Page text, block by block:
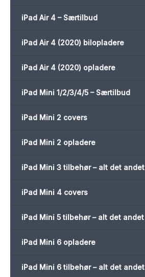
iPad Air 4 – Særtilbud
iPad Air 4 (2020) bilopladere
iPad Air 4 (2020) opladere
iPad Mini 1/2/3/4/5 – Særtilbud
iPad Mini 2 covers
iPad Mini 2 opladere
iPad Mini 3 tilbehør – alt det andet
iPad Mini 4 covers
iPad Mini 5 tilbehør – alt det andet
iPad Mini 6 opladere
iPad Mini 6 tilbehør – alt det andet